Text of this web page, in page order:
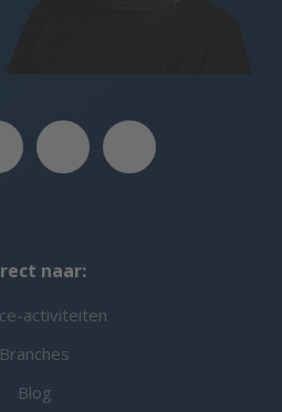
naar:
activiteiten
Branches
Blog